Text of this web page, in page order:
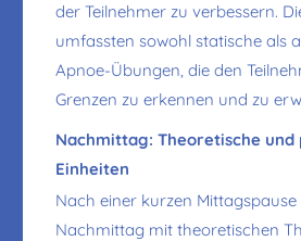
der Teilnehmer zu verbessern.
umfassten sowohl statische als
Apnoe-Übungen, die den
Grenzen zu erkennen und zu
Nachmittag: Theoretische und
Einheiten
Nach einer kurzen
Nachmittag mit theoretischen